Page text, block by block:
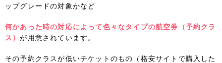
ップグレードの対象かなど
何かあった時の対応によって色々なタイプの航空券（予約クラ
ス）が用意されています。
その予約クラスが低いチケットのもの（格安サイトで購入した